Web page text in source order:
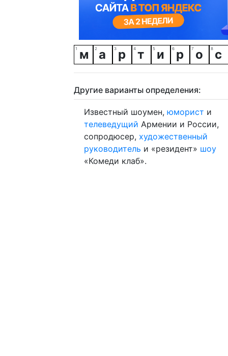
м а р т и р о с
Другие варианты определения:
Известный шоумен, юморист и
телеведущий Армении и России,
сопродюсер, художественный
руководитель и «резидент» шоу
«Комеди клаб».